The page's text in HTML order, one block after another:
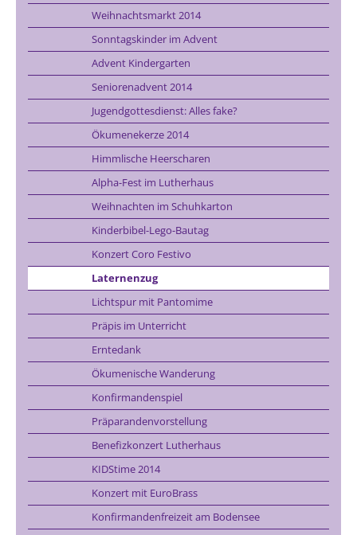
Weihnachtsmarkt 2014
Sonntagskinder im Advent
Advent Kindergarten
Seniorenadvent 2014
Jugendgottesdienst: Alles fake?
Ökumenekerze 2014
Himmlische Heerscharen
Alpha-Fest im Lutherhaus
Weihnachten im Schuhkarton
Kinderbibel-Lego-Bautag
Konzert Coro Festivo
Laternenzug
Lichtspur mit Pantomime
Präpis im Unterricht
Erntedank
Ökumenische Wanderung
Konfirmandenspiel
Präparandenvorstellung
Benefizkonzert Lutherhaus
KIDStime 2014
Konzert mit EuroBrass
Konfirmandenfreizeit am Bodensee